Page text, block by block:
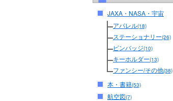
JAXA・NASA・宇宙
アパレル(18)
ステーショナリー(26)
ピンバッジ(10)
キーホルダー(13)
ファンシー/その他(38)
本・書籍(53)
航空図(7)